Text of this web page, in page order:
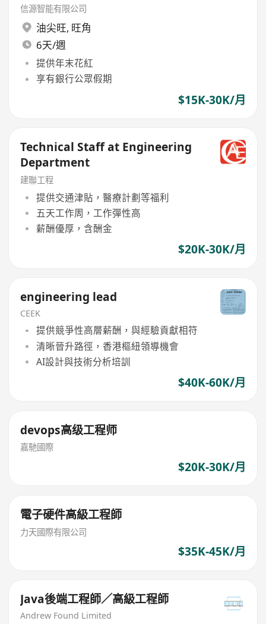
信源智能有限公司
油尖旺, 旺角
6天/週
提供年末花紅
享有銀行公眾假期
$15K-30K/月
Technical Staff at Engineering
Department
建聯工程
提供交通津貼，醫療計劃等福利
五天工作周，工作彈性高
薪酬優厚，含酬金
$20K-30K/月
engineering lead
CEEK
提供競爭性高層薪酬，與經驗貢獻相符
清晰晉升路徑，香港樞紐領導機會
AI設計與技術分析培訓
$40K-60K/月
devops高级工程师
嘉馳國際
$20K-30K/月
電子硬件高級工程師
力天國際有限公司
$35K-45K/月
Java後端工程師／高級工程師
Andrew Found Limited